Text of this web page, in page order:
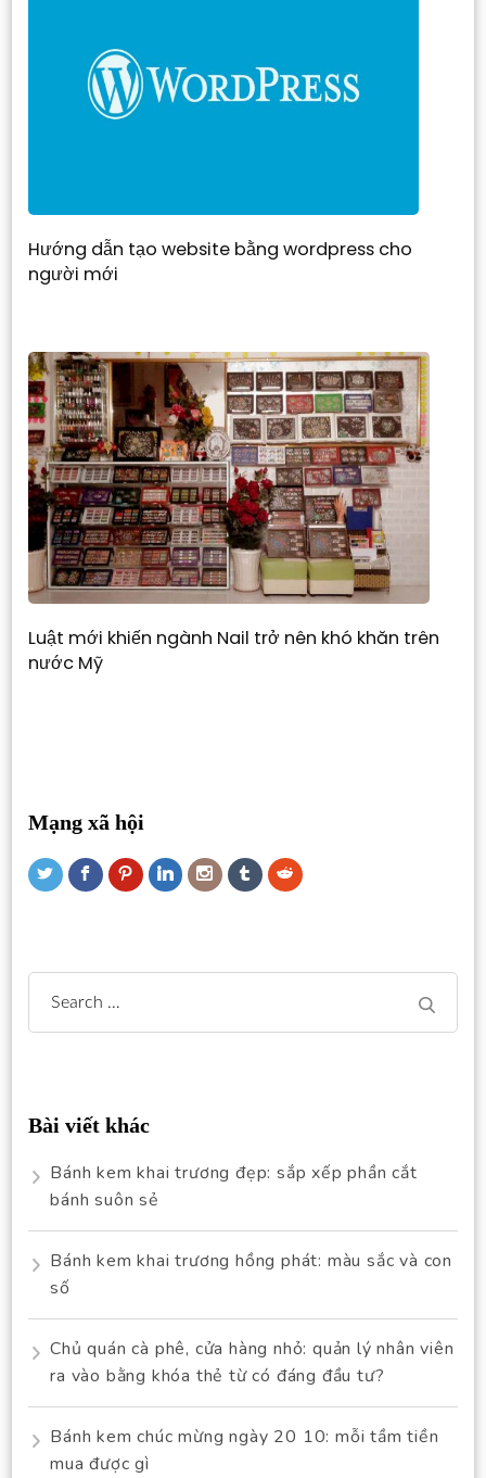
Hướng dẫn tạo website bằng wordpress cho
người mới
Luật mới khiến ngành Nail trở nên khó khăn trên
nước Mỹ
Mạng xã hội
Search
for:
Bài viết khác
Bánh kem khai trương đẹp: sắp xếp phần cắt
bánh suôn sẻ
Bánh kem khai trương hồng phát: màu sắc và con
số
Chủ quán cà phê, cửa hàng nhỏ: quản lý nhân viên
ra vào bằng khóa thẻ từ có đáng đầu tư?
Bánh kem chúc mừng ngày 20 10: mỗi tầm tiền
mua được gì